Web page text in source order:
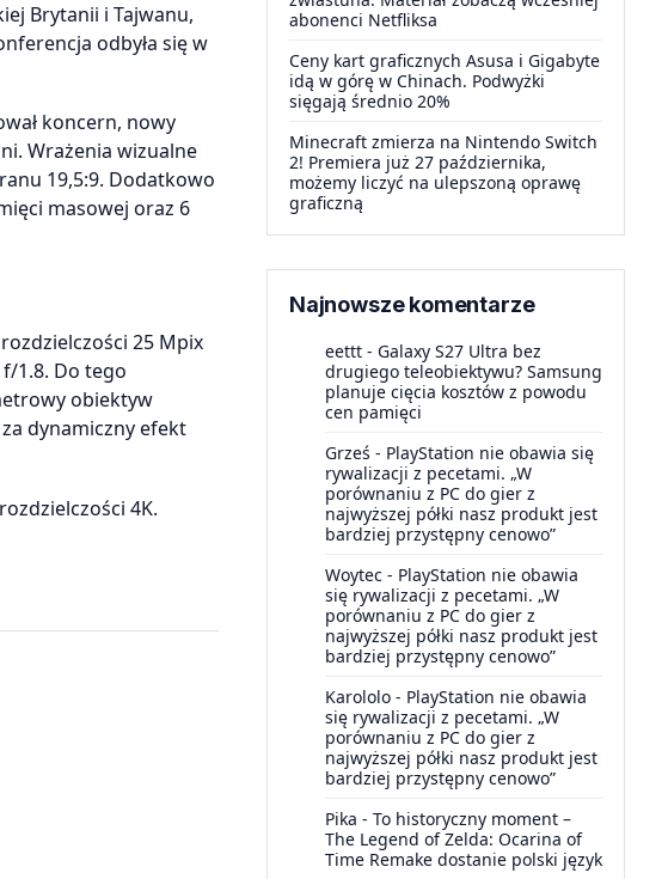
Brytanii i Tajwanu,
odbyła się w
koncern, nowy
Wrażenia wizualne
19,5:9. Dodatkowo
masowej oraz 6
25 Mpix
1.8. Do tego
obiektyw
dynamiczny efekt
4K.
abonenci Netfliksa
Ceny kart graficznych Asusa i Gigabyte
idą w górę w Chinach. Podwyżki
sięgają średnio 20%
Minecraft zmierza na Nintendo Switch
2! Premiera już 27 października,
możemy liczyć na ulepszoną oprawę
graficzną
Najnowsze komentarze
eettt - Galaxy S27 Ultra bez
drugiego teleobiektywu? Samsung
planuje cięcia kosztów z powodu
cen pamięci
Grześ - PlayStation nie obawia się
rywalizacji z pecetami. „W
porównaniu z PC do gier z
najwyższej półki nasz produkt jest
bardziej przystępny cenowo”
Woytec - PlayStation nie obawia
się rywalizacji z pecetami. „W
porównaniu z PC do gier z
najwyższej półki nasz produkt jest
bardziej przystępny cenowo”
Karololo - PlayStation nie obawia
się rywalizacji z pecetami. „W
porównaniu z PC do gier z
najwyższej półki nasz produkt jest
bardziej przystępny cenowo”
Pika - To historyczny moment –
The Legend of Zelda: Ocarina of
Time Remake dostanie polski język